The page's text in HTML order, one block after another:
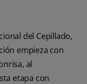
del Cepillado,
empieza con
al
etapa con